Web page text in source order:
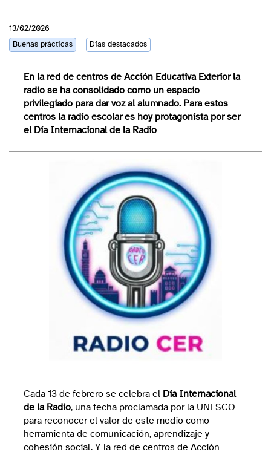
13/02/2026
Buenas prácticas Días destacados
En la red de centros de Acción Educativa Exterior la
radio se ha consolidado como un espacio
privilegiado para dar voz al alumnado. Para estos
centros la radio escolar es hoy protagonista por ser
el Día Internacional de la Radio
Cada 13 de febrero se celebra el Día Internacional
de la Radio, una fecha proclamada por la UNESCO
para reconocer el valor de este medio como
herramienta de comunicación, aprendizaje y
cohesión social. Y la red de centros de Acción